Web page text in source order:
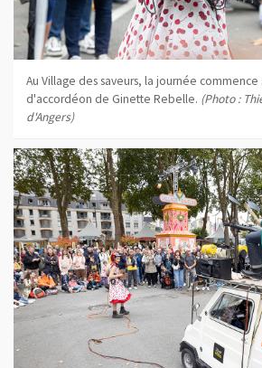
Au Village des saveurs, la journée commence
d'accordéon de Ginette Rebelle. (Photo :
d'Angers)